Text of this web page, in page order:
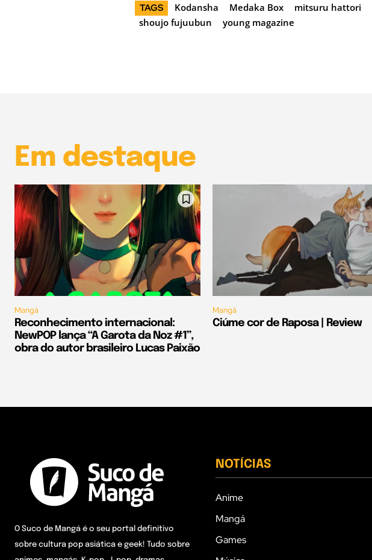
TAGS Kodansha Medaka Box mitsuru hattori
shoujo fujuubun
young magazine
Em destaque
Mangá
Reconhecimento internacional:
NewPOP lança “A Garota da Noz #1”,
obra do autor brasileiro Lucas Paixão
Mangá
Ciúme cor de Raposa | Review
O Suco de Mangá é o seu portal definitivo
sobre cultura pop asiática e geek! Tudo sobre
NOTÍCIAS
Anime
Mangá
Games